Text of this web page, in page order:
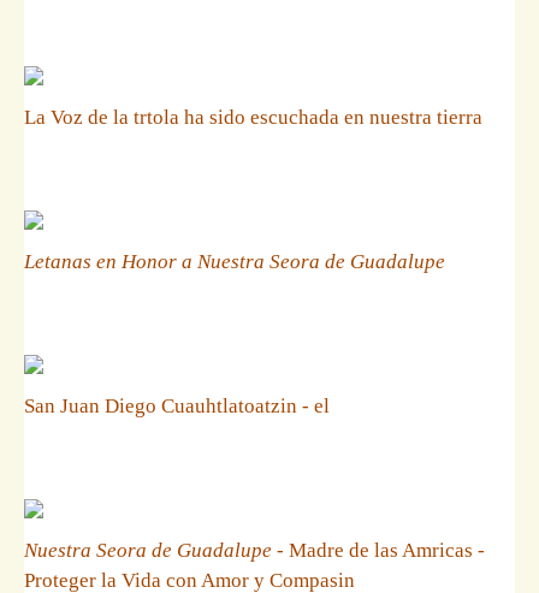
La Voz de la trtola ha sido escuchada en nuestra tierra
Letanas en Honor a Nuestra Seora de Guadalupe
San Juan Diego Cuauhtlatoatzin - el
Nuestra Seora de Guadalupe - Madre de las Amricas -
Proteger la Vida con Amor y Compasin